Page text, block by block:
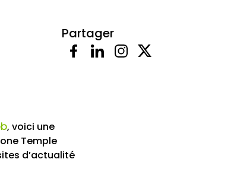
Partager
, voici une
Temple
d’actualité